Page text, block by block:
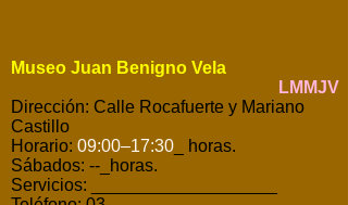
Museo Juan Benigno Vela
LMMJV
Dirección: Calle Rocafuerte y Mariano
Castillo
Horario: 09:00–17:30 _ horas.
Sábados: --_horas.
Servicios: ___________________